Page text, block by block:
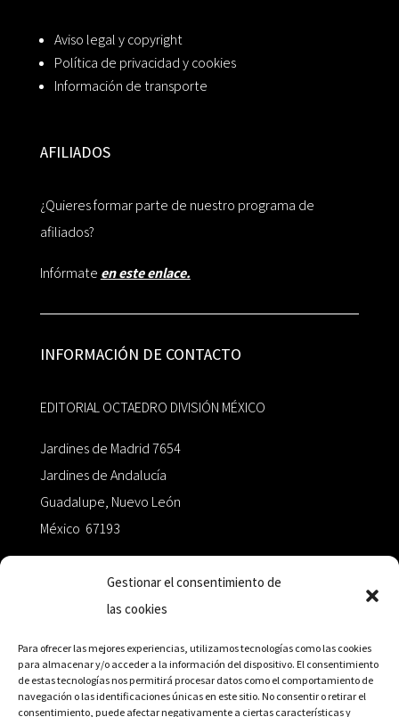
Gestionar el consentimiento de
las cookies
Para ofrecer las mejores experiencias, utilizamos tecnologías como las cookies
para almacenar y/o acceder a la información del dispositivo. El consentimiento
de estas tecnologías nos permitirá procesar datos como el comportamiento de
navegación o las identificaciones únicas en este sitio. No consentir o retirar el
consentimiento, puede afectar negativamente a ciertas características y
Aviso legal y copyright
Política de privacidad y cookies
Información de transporte
AFILIADOS
¿Quieres formar parte de nuestro programa de
afiliados?
Infórmate en este enlace.
INFORMACIÓN DE CONTACTO
EDITORIAL OCTAEDRO DIVISIÓN MÉXICO
Jardines de Madrid 7654
Jardines de Andalucía
Guadalupe, Nuevo León
México 67193
+52 811.499.5638
RED DE DISTRIBUCIÓN